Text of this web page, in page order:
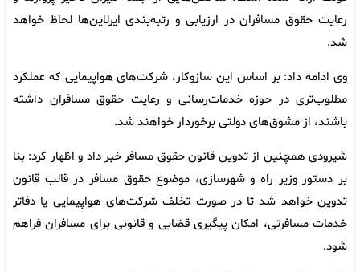
رعایت حقوق مسافران در ارزیابی و رتبه‌بندی ایرلاین‌ها لحاظ خواهد
شد.
وی ادامه داد: بر اساس این سازوکار، شرکت‌های هواپیمایی که عملکرد
مطلوب‌تری در حوزه خدمات‌رسانی و رعایت حقوق مسافران داشته
باشند، از مشوق‌های دولتی برخوردار خواهند شد.
شیرودی همچنین از تدوین قانون حقوق مسافر خبر داد و اظهار کرد: بنا
بر دستور وزیر راه و شهرسازی، موضوع حقوق مسافر در قالب قانون
تدوین خواهد شد تا در صورت تخلف شرکت‌های هواپیمایی یا دفاتر
خدمات مسافرتی، امکان پیگیری قضایی و قانونی برای مسافران فراهم
شود.